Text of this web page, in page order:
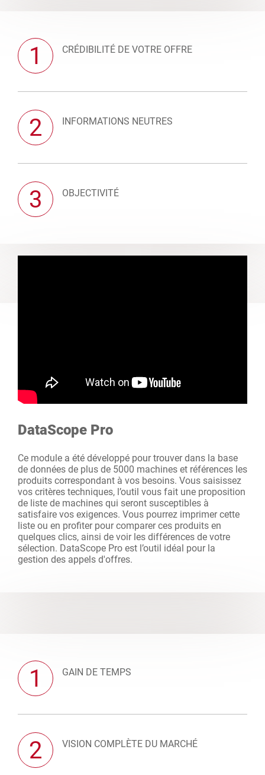
1 CRÉDIBILITÉ DE VOTRE OFFRE
2 INFORMATIONS NEUTRES
3 OBJECTIVITÉ
DataScope Pro
Ce module a été développé pour trouver dans la base
de données de plus de 5000 machines et références les
produits correspondant à vos besoins. Vous saisissez
vos critères techniques, l’outil vous fait une proposition
de liste de machines qui seront susceptibles à
satisfaire vos exigences. Vous pourrez imprimer cette
liste ou en profiter pour comparer ces produits en
quelques clics, ainsi de voir les différences de votre
sélection. DataScope Pro est l’outil idéal pour la
gestion des appels d'offres.
1 GAIN DE TEMPS
2 VISION COMPLÈTE DU MARCHÉ